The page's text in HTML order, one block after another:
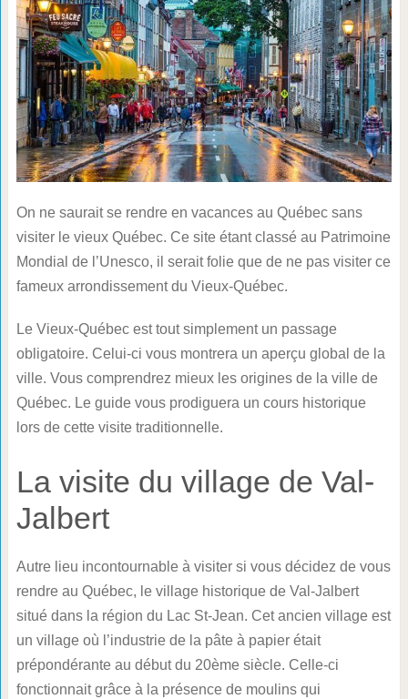
On ne saurait se rendre en vacances au Québec sans
visiter le vieux Québec. Ce site étant classé au Patrimoine
Mondial de l’Unesco, il serait folie que de ne pas visiter ce
fameux arrondissement du Vieux-Québec.
Le Vieux-Québec est tout simplement un passage
obligatoire. Celui-ci vous montrera un aperçu global de la
ville. Vous comprendrez mieux les origines de la ville de
Québec. Le guide vous prodiguera un cours historique
lors de cette visite traditionnelle.
La visite du village de Val-
Jalbert
Autre lieu incontournable à visiter si vous décidez de vous
rendre au Québec, le village historique de Val-Jalbert
situé dans la région du Lac St-Jean. Cet ancien village est
un village où l’industrie de la pâte à papier était
prépondérante au début du 20ème siècle. Celle-ci
fonctionnait grâce à la présence de moulins qui